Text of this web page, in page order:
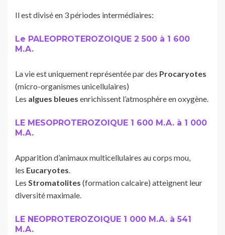
Il est divisé en 3 périodes intermédiaires:
Le PALEOPROTEROZOIQUE 2 500 à 1 600
M.A.
La vie est uniquement représentée par des Procaryotes
(micro-organismes unicellulaires)
Les algues bleues enrichissent l’atmosphère en oxygène.
LE MESOPROTEROZOIQUE 1 600 M.A. à 1 000
M.A.
Apparition d’animaux multicellulaires au corps mou,
les Eucaryotes.
Les Stromatolites (formation calcaire) atteignent leur
diversité maximale.
LE NEOPROTEROZOIQUE 1 000 M.A. à 541
M.A.